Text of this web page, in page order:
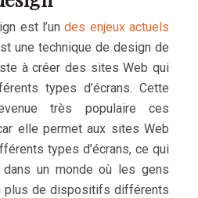
est l’undes enjeux actuels
une technique de design de
à créer des sites Web qui
types d’écrans. Cette
très populaire ces
elle permet aux sites Web
types d’écrans, ce qui
un monde où les gens
plus de dispositifs différents